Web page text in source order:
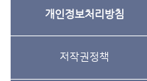
개인정보처리방침
저작권정책